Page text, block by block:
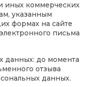
коммерческих
указанным
формах на сайте
письма
данных: до момента
отзыва
данных.